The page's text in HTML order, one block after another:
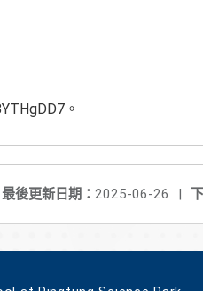
。
最後更新日期： 2025-06-26 |